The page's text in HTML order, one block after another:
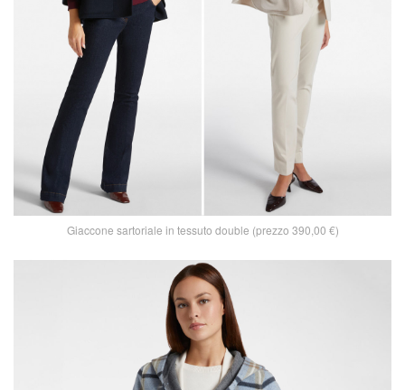
Giaccone sartoriale in tessuto double (prezzo 390,00 €)